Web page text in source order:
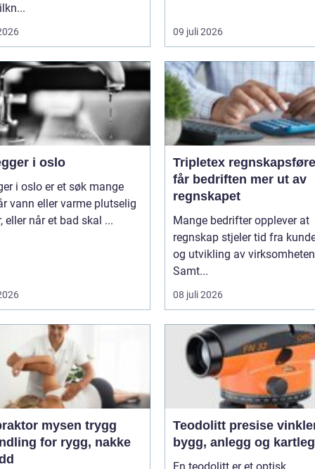
09 juli 2026
i oslo
i oslo er et søk mange
vann eller varme plutselig
eller når et bad skal ...
Tripletex regnskapsfører
får bedriften mer ut av
regnskapet
Mange bedrifter opplever at
regnskap stjeler tid fra
og utvikling av
Samt...
08 juli 2026
mysen trygg
for rygg, nakke
Teodolitt presise vinkler for
bygg, anlegg og
En teodolitt er et optisk